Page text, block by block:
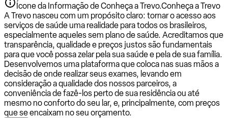
Ícone da Informação de Conheça a Trevo.Conheça a Trevo
A Trevo nasceu com um propósito claro: tornar o acesso aos
serviços de saúde uma realidade para todos os brasileiros,
especialmente aqueles sem plano de saúde. Acreditamos que
transparência, qualidade e preços justos são fundamentais
para que você possa zelar pela sua saúde e pela de sua família.
Desenvolvemos uma plataforma que coloca nas suas mãos a
decisão de onde realizar seus exames, levando em
consideração a qualidade dos nossos parceiros, a
conveniência de fazê-los perto de sua residência ou até
mesmo no conforto do seu lar, e, principalmente, com preços
que se encaixam no seu orçamento.